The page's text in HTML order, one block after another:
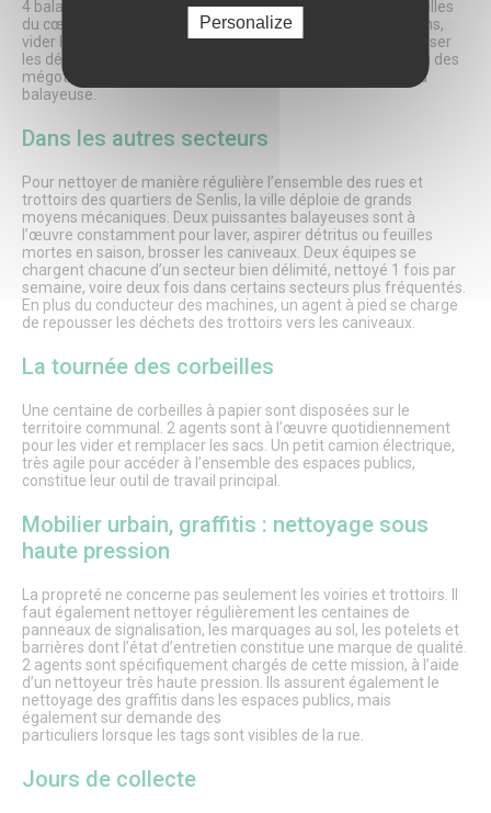
4 balayeurs à pied sillonnent en permanence les rues et ruelles
du cœur historique de Senlis pour balayer les coins et recoins,
vider les corbeilles publiques, désherber les trottoirs, ramasser
les détritus jetés sur la voie publique et lutter contre le fléau des
mégots qui s’accumulent entre les pavés et échappent à la
balayeuse.
Dans les autres secteurs
Pour nettoyer de manière régulière l’ensemble des rues et
trottoirs des quartiers de Senlis, la ville déploie de grands
moyens mécaniques. Deux puissantes balayeuses sont à
l’œuvre constamment pour laver, aspirer détritus ou feuilles
mortes en saison, brosser les caniveaux. Deux équipes se
chargent chacune d’un secteur bien délimité, nettoyé 1 fois par
semaine, voire deux fois dans certains secteurs plus fréquentés.
En plus du conducteur des machines, un agent à pied se charge
de repousser les déchets des trottoirs vers les caniveaux.
La tournée des corbeilles
Une centaine de corbeilles à papier sont disposées sur le
territoire communal. 2 agents sont à l’œuvre quotidiennement
pour les vider et remplacer les sacs. Un petit camion électrique,
très agile pour accéder à l’ensemble des espaces publics,
constitue leur outil de travail principal.
Mobilier urbain, graffitis : nettoyage sous
haute pression
La propreté ne concerne pas seulement les voiries et trottoirs. Il
faut également nettoyer régulièrement les centaines de
panneaux de signalisation, les marquages au sol, les potelets et
barrières dont l’état d’entretien constitue une marque de qualité.
2 agents sont spécifiquement chargés de cette mission, à l’aide
d’un nettoyeur très haute pression. Ils assurent également le
nettoyage des graffitis dans les espaces publics, mais
également sur demande des
particuliers lorsque les tags sont visibles de la rue.
Jours de collecte
Personalize